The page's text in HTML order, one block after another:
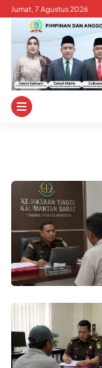
Skip
content
Jumat, 7 Agustus 2026